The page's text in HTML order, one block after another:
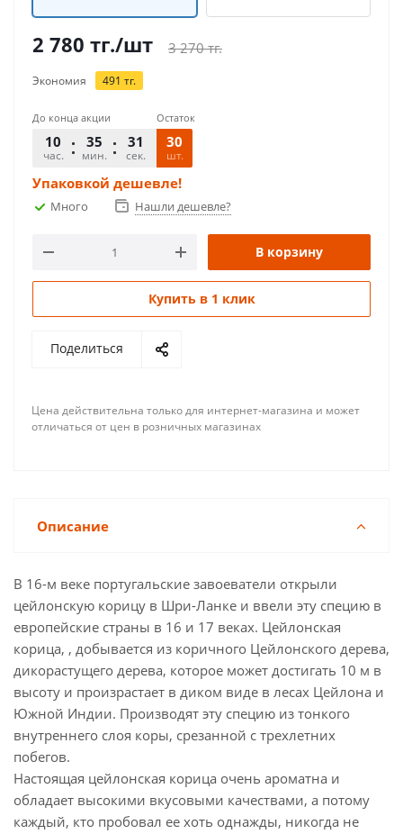
2 780 тг./шт 3 270тг.
Экономия 491 тг.
До конца акции
10
час.
35
мин.
30
сек.
Остаток
30
шт.
Упаковкой дешевле!
Много Нашли дешевле?
В корзину
Купить в 1 клик
Поделиться
Цена действительна только для интернет-магазина и может
отличаться от цен в розничных магазинах
Описание
В 16-м веке португальские завоеватели открыли
цейлонскую корицу в Шри-Ланке и ввели эту специю в
европейские страны в 16 и 17 веках. Цейлонская
корица, , добывается из коричного Цейлонского дерева,
дикорастущего дерева, которое может достигать 10 м в
высоту и произрастает в диком виде в лесах Цейлона и
Южной Индии. Производят эту специю из тонкого
внутреннего слоя коры, срезанной с трехлетних
побегов.
Настоящая цейлонская корица очень ароматна и
обладает высокими вкусовыми качествами, а потому
каждый, кто пробовал ее хоть однажды, никогда не